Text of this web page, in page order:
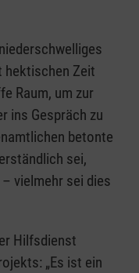
hektischen Zeit
Raum, um zur
ins Gespräch zu
betonte
sei,
vielmehr sei dies
Hilfsdienst
„Es ist ein